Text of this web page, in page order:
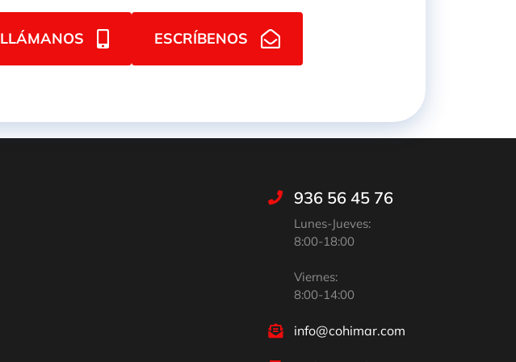
LLÁMANOS ESCRÍBENOS
936 56 45 76
Lunes-Jueves:
8:00-18:00
Viernes:
8:00-14:00
info@cohimar.com